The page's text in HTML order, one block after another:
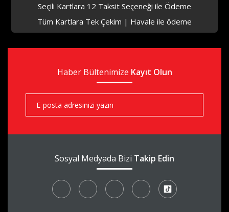
aks
Seçili Kartlara 12 Taksit Seçeneği ile Ödeme
Tüm Kartlara Tek Çekim | Havale ile ödeme
Haber Bültenimize Kayıt Olun
Sosyal Medyada Bizi Takip Edin